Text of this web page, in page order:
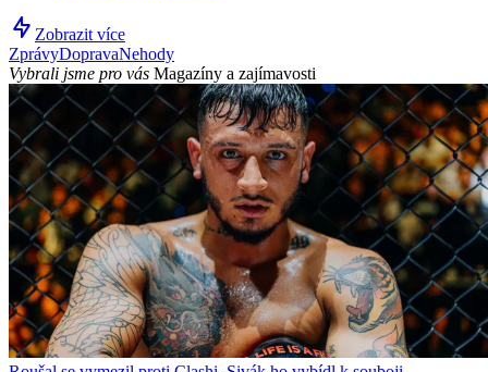
Zobrazit více
ZprávyDopravaNehody
Vybrali jsme pro vás Magazíny a zajímavosti